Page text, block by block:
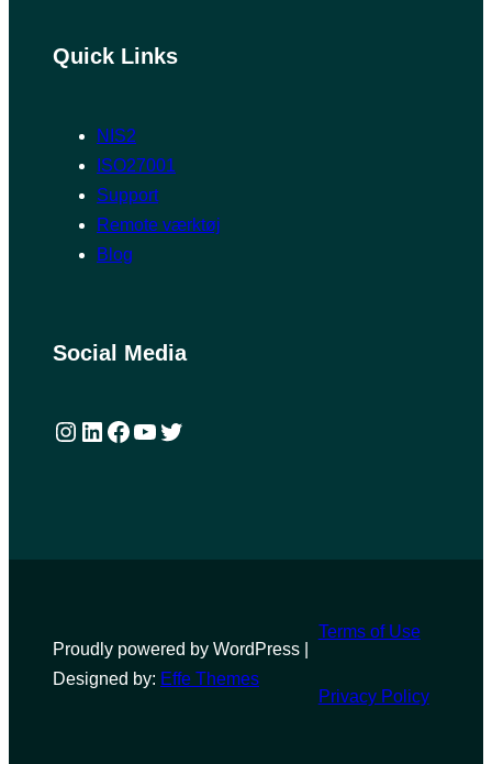
Quick Links
NIS2
ISO27001
Support
Remote værktøj
Blog
Social Media
Instagram LinkedIn Facebook YouTube Twitter
Proudly powered by WordPress |
Designed by: Effe Themes
Terms of Use
Privacy Policy